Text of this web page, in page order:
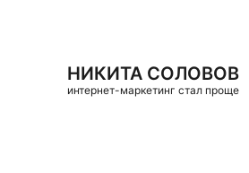
НИКИТА СОЛОВОВ
интернет-маркетинг стал проще